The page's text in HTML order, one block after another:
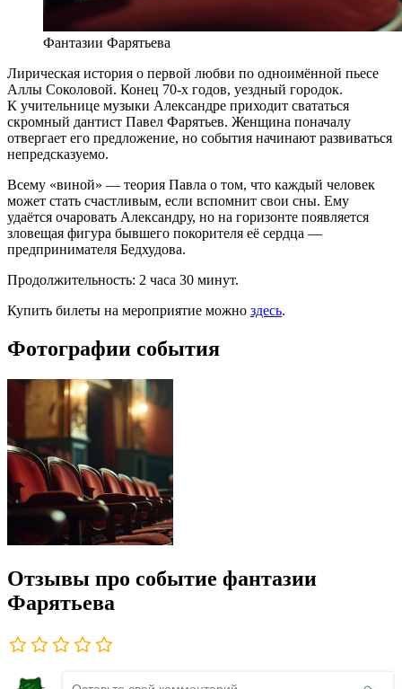
Фантазии Фарятьева
Лирическая история о первой любви по одноимённой пьесе
Аллы Соколовой. Конец 70-х годов, уездный городок.
К учительнице музыки Александре приходит свататься
скромный дантист Павел Фарятьев. Женщина поначалу
отвергает его предложение, но события начинают развиваться
непредсказуемо.
Всему «виной» — теория Павла о том, что каждый человек
может стать счастливым, если вспомнит свои сны. Ему
удаётся очаровать Александру, но на горизонте появляется
зловещая фигура бывшего покорителя её сердца —
предпринимателя Бедхудова.
Продолжительность: 2 часа 30 минут.
Купить билеты на мероприятие можно здесь.
Фотографии события
Отзывы про событие фантазии
Фарятьева